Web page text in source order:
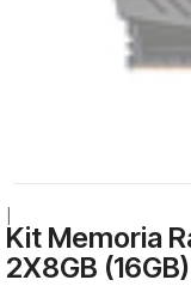
Kit Memoria
2X8GB